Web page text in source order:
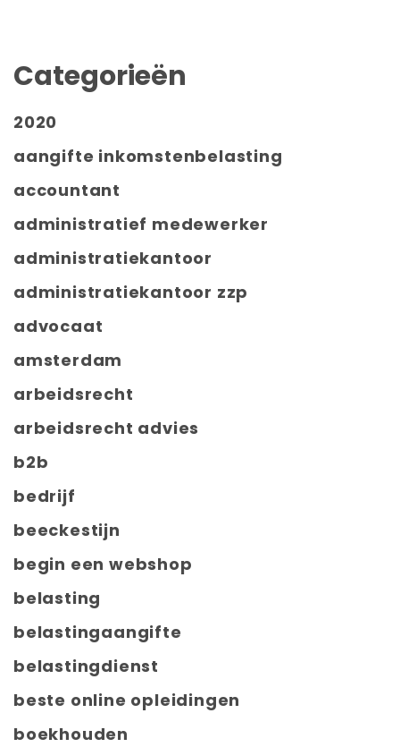
Categorieën
2020
aangifte inkomstenbelasting
accountant
administratief medewerker
administratiekantoor
administratiekantoor zzp
advocaat
amsterdam
arbeidsrecht
arbeidsrecht advies
b2b
bedrijf
beeckestijn
begin een webshop
belasting
belastingaangifte
belastingdienst
beste online opleidingen
boekhouden